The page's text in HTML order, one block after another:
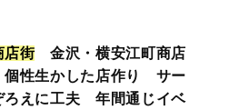
店街金沢・横安江町商店
性生かした店作り サー
ろえに工夫 年間通じイベ